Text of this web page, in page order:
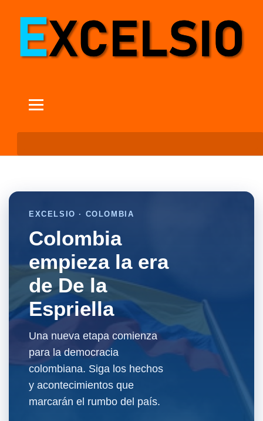
EXCELSIO · COLOMBIA
Colombia
empieza la era
de De la
Espriella
Una nueva etapa comienza
para la democracia
colombiana. Siga los hechos
y acontecimientos que
marcarán el rumbo del país.